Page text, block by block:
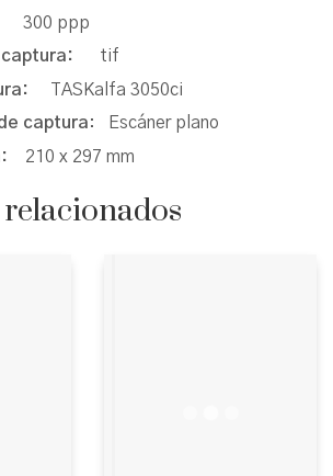
300 ppp
captura: tif
TASKalfa 3050ci
captura: Escáner plano
210 x 297 mm